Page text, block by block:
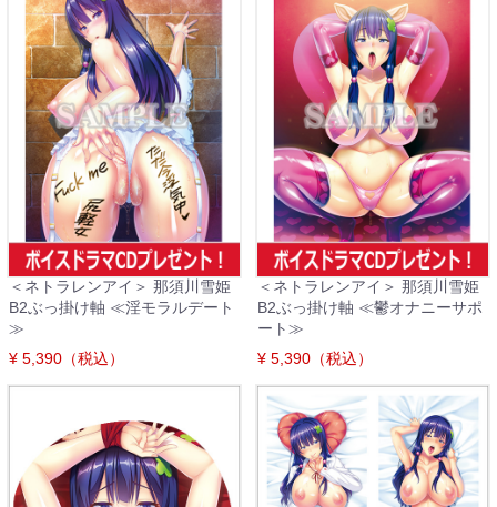
＜ネトラレンアイ＞ 那須川雪姫
B2ぶっ掛け軸 ≪淫モラルデート
≫
¥ 5,390（税込）
＜ネトラレンアイ＞ 那須川雪姫
B2ぶっ掛け軸 ≪鬱オナニーサポ
ート≫
¥ 5,390（税込）